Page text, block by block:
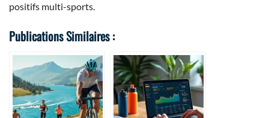
positifs multi-sports.
Publications Similaires :